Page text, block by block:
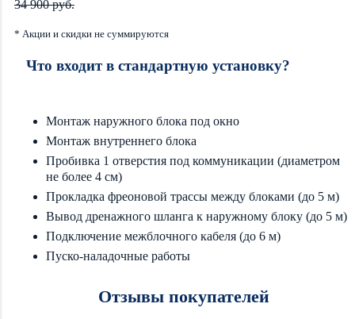
34 900 руб.
* Акции и скидки не суммируются
Что входит в стандартную установку?
Монтаж наружного блока под окно
Монтаж внутреннего блока
Пробивка 1 отверстия под коммуникации (диаметром
не более 4 см)
Прокладка фреоновой трассы между блоками (до 5 м)
Вывод дренажного шланга к наружному блоку (до 5 м)
Подключение межблочного кабеля (до 6 м)
Пуско-наладочные работы
Отзывы покупателей